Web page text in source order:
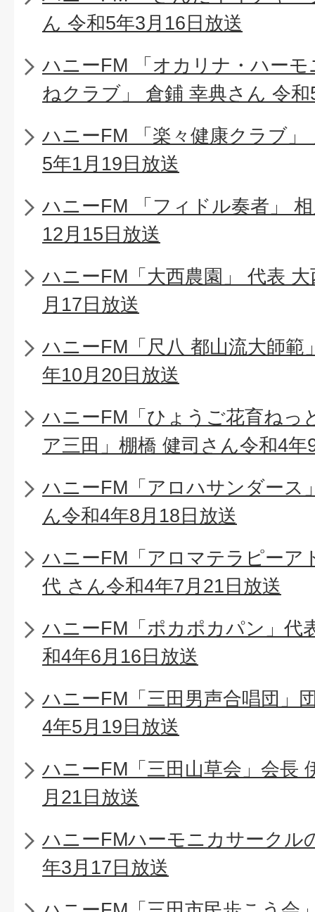
ん 令和5年3月16日放送
ハニーFM 「オカリナ・ハー
ねクラブ」 倉鋪 幸典さん 令
ハニーFM 「楽々健康クラブ
5年1月19日放送
ハニーFM 「フィドル奏者」
12月15日放送
ハニーFM「大西農園」 代表
月17日放送
ハニーFM「尺八 都山流大師範
年10月20日放送
ハニーFM「ひょうご花育ねっ
ア三田」棚橋 健司さん令和4年
ハニーFM「アロハサンダース
ん令和4年8月18日放送
ハニーFM「アロマテラピーア
代 さん令和4年7月21日放送
ハニーFM「ポカポカパン」代
和4年6月16日放送
ハニーFM「三田男声合唱団」
4年5月19日放送
ハニーFM「三田山草会」会長
月21日放送
ハニーFMハーモニカサークル
年3月17日放送